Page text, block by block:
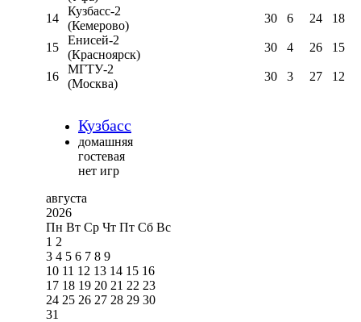
14
Кузбасс-2
(Кемерово)
30 6 24 18
15
Енисей-2
(Красноярск)
30 4 26 15
16
МГТУ-2
(Москва)
30 3 27 12
Кузбасс
домашняя
гостевая
нет игр
августа
2026
Пн Вт Ср Чт Пт Сб Вс
1 2
3 4 5 6 7 8 9
10 11 12 13 14 15 16
17 18 19 20 21 22 23
24 25 26 27 28 29 30
31